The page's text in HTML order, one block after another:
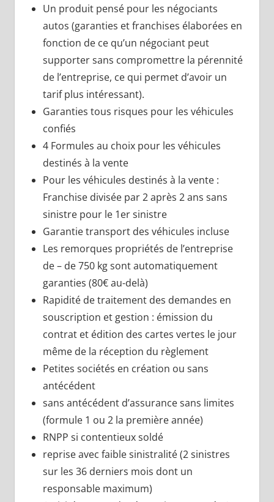
Un produit pensé pour les négociants
autos (garanties et franchises élaborées en
fonction de ce qu’un négociant peut
supporter sans compromettre la pérennité
de l’entreprise, ce qui permet d’avoir un
tarif plus intéressant).
Garanties tous risques pour les véhicules
confiés
4 Formules au choix pour les véhicules
destinés à la vente
Pour les véhicules destinés à la vente :
Franchise divisée par 2 après 2 ans sans
sinistre pour le 1er sinistre
Garantie transport des véhicules incluse
Les remorques propriétés de l’entreprise
de – de 750 kg sont automatiquement
garanties (80€ au-delà)
Rapidité de traitement des demandes en
souscription et gestion : émission du
contrat et édition des cartes vertes le jour
même de la réception du règlement
Petites sociétés en création ou sans
antécédent
sans antécédent d’assurance sans limites
(formule 1 ou 2 la première année)
RNPP si contentieux soldé
reprise avec faible sinistralité (2 sinistres
sur les 36 derniers mois dont un
responsable maximum)